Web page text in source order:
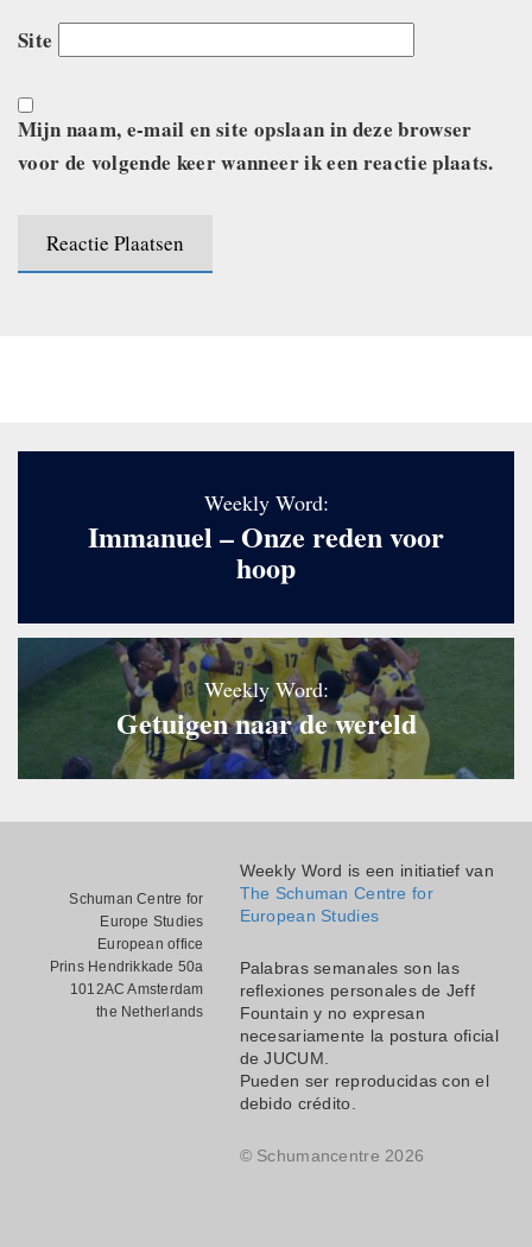
Site
Mijn naam, e-mail en site opslaan in deze browser
voor de volgende keer wanneer ik een reactie plaats.
Weekly Word:
Immanuel – Onze reden voor
hoop
Weekly Word:
Getuigen naar de wereld
Schuman Centre for
Europe Studies
European office
Prins Hendrikkade 50a
1012AC Amsterdam
the Netherlands
Weekly Word is een initiatief van
The Schuman Centre for
European Studies
Palabras semanales son las
reflexiones personales de Jeff
Fountain y no expresan
necesariamente la postura oficial
de JUCUM.
Pueden ser reproducidas con el
debido crédito.
© Schumancentre 2026